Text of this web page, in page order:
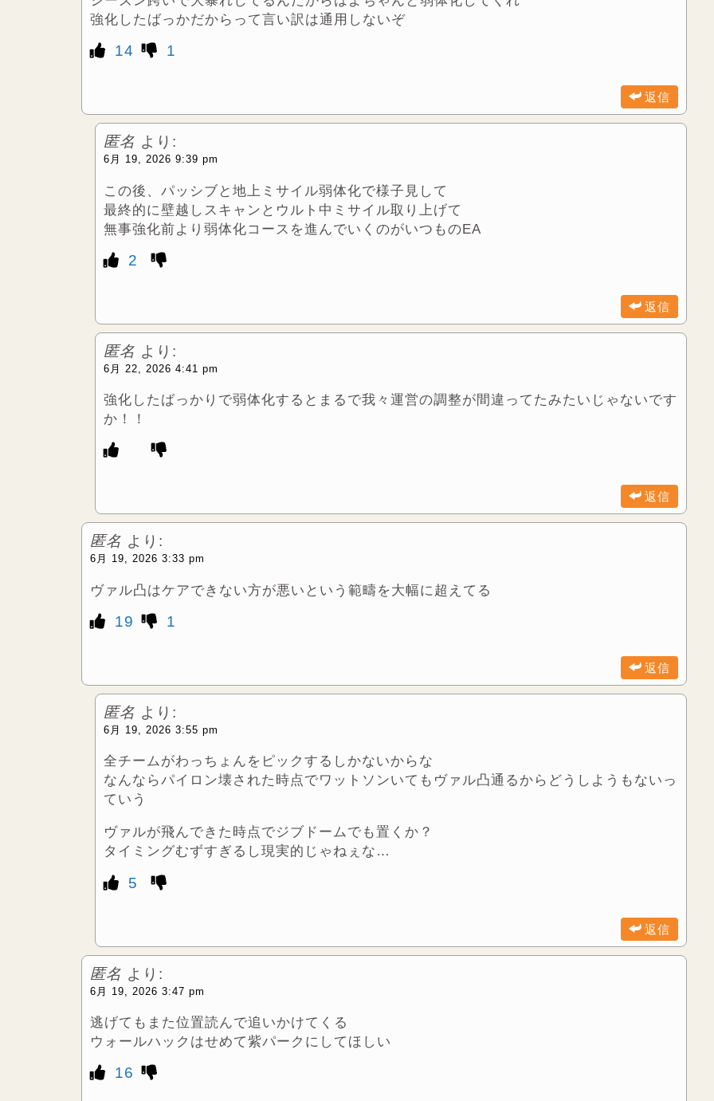
強化したばっかだからって言い訳は通用しないぞ
14 1
返信
匿名 より:
6月 19, 2026 9:39 pm
この後、パッシブと地上ミサイル弱体化で様子見して
最終的に壁越しスキャンとウルト中ミサイル取り上げて
無事強化前より弱体化コースを進んでいくのがいつものEA
2
返信
匿名 より:
6月 22, 2026 4:41 pm
強化したばっかりで弱体化するとまるで我々運営の調整が間違ってたみたいじゃないです
か！！
返信
匿名 より:
6月 19, 2026 3:33 pm
ヴァル凸はケアできない方が悪いという範疇を大幅に超えてる
19 1
返信
匿名 より:
6月 19, 2026 3:55 pm
全チームがわっちょんをピックするしかないからな
なんならパイロン壊された時点でワットソンいてもヴァル凸通るからどうしようもないっ
ていう
ヴァルが飛んできた時点でジブドームでも置くか？
タイミングむずすぎるし現実的じゃねぇな…
5
返信
匿名 より:
6月 19, 2026 3:47 pm
逃げてもまた位置読んで追いかけてくる
ウォールハックはせめて紫パークにしてほしい
16